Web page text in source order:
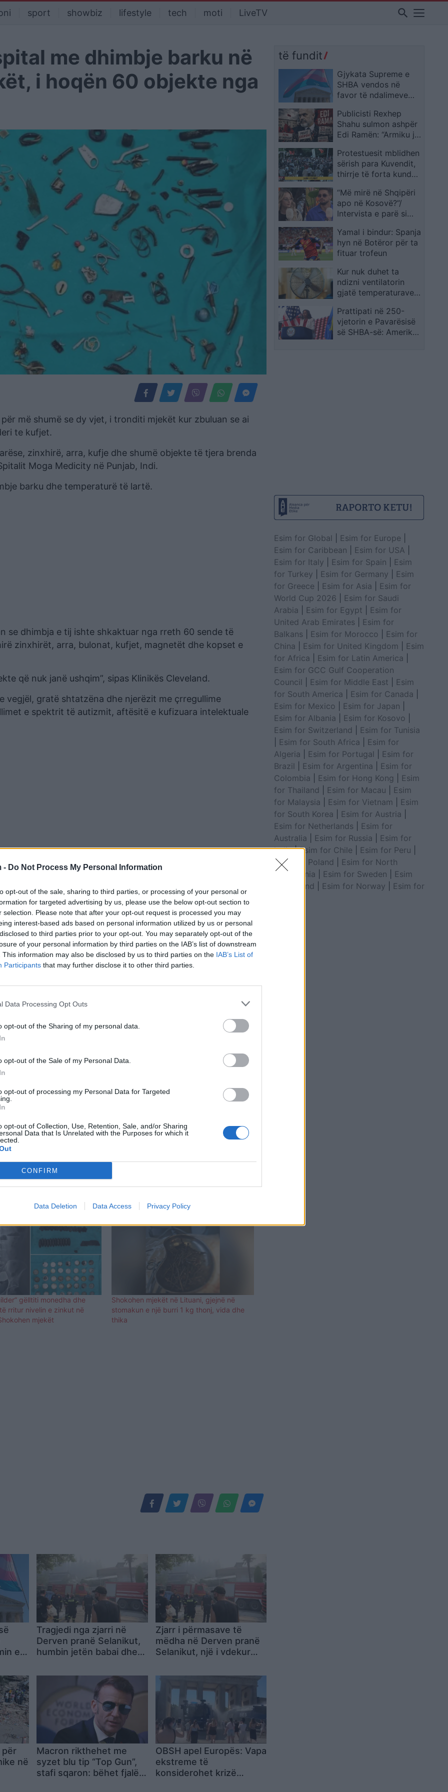
- Do Not Process My Personal Information
opt-out of the sale, sharing to third parties, or processing of your personal or
for targeted advertising by us, please use the below opt-out section to
selection. Please note that after your opt-out request is processed you may
interest-based ads based on personal information utilized by us or personal
to third parties prior to your opt-out. You may separately opt-out of the
of your personal information by third parties on the IAB’s list of downstream
This information may also be disclosed by us to third parties on the IAB’s List of
Participants that may further disclose it to other third parties.
Data Processing Opt Outs
opt-out of the Sharing of my personal data.
opt-out of the Sale of my Personal Data.
opt-out of processing my Personal Data for Targeted
opt-out of Collection, Use, Retention, Sale, and/or Sharing
Data that Is Unrelated with the Purposes for which it
CONFIRM
Data Deletion Data Access Privacy Policy
sport showbiz lifestyle tech moti LiveTV search
me dhimbje barku në
i hoqën 60 objekte nga
më shumë se dy vjet, i tronditi mjekët kur zbuluan se ai
te kufjet.
zinxhirë, arra, kufje dhe shumë objekte të tjera brenda
Moga Medicity në Punjab, Indi.
barku dhe temperaturë të lartë.
se dhimbja e tij ishte shkaktuar nga rreth 60 sende të
zinxhirët, arra, bulonat, kufjet, magnetët dhe kopset e
që nuk janë ushqim”, sipas Klinikës Cleveland.
vegjël, gratë shtatzëna dhe njerëzit me çrregullime
e spektrit të autizmit, aftësitë e kufizuara intelektuale
në dijeni të problemit.
të rënda në stomak”, tha mjeku që e operoi.
të hequr objektet. Sipas mjekëve, 35-vjeçari mbetet i
gëlltiti monedha dhe
rritur nivelin e zinkut në
mjekët
Shokohen mjekët në Lituani, gjejnë në
stomakun e një burri 1 kg thonj, vida dhe
thika
e
Tragjedi nga zjarri në
Derven pranë Selanikut,
humbin jetën babai dhe
bashkëshortja
Zjarr i përmasave të
mëdha në Derven pranë
Selanikut, një i vdekur
për
në
Macron rikthehet me
syzet blu tip “Top Gun”,
stafi sqaron: bëhet fjalë
OBSH apel Europës: Vapa
ekstreme të
konsiderohet krizë
të fundit
Gjykata Supreme e
SHBA vendos në
favor të ndalimeve
pjesëmarrjen e grave
transgjinore në
sportet e vajzave dhe
grave
Publicisti Rexhep
Shahu sulmon ashpër
Edi Ramën: “Armiku je
Protestuesit mblidhen
sërish para Kuvendit,
thirrje të forta kundër
“Më mirë në Shqipëri
apo në Kosovë?”/
Intervista e parë si
Gimbo Kemi filluar të
bashkëjetojmë
Yamal i bindur: Spanja
hyn në Botëror për ta
fituar trofeun
Kur nuk duhet ta
ndizni ventilatorin
gjatë temperaturave
Prattipati në 250-
vjetorin e Pavarësisë
së SHBA-së: Amerika
Esim for Global Esim for Europe
Esim for Caribbean
Esim for USA
Esim for Italy
Esim for Spain
Esim
for Turkey
Esim for Germany
Esim
for Greece
Esim for Asia
Esim for
World Cup 2026
Esim for Saudi
Arabia
Esim for Egypt
Esim for
United Arab Emirates
Esim for
Balkans
Esim for Morocco
Esim for
China
Esim for United Kingdom
Esim
for Africa
Esim for Latin America
Esim for GCC Gulf Cooperation
Council
Esim for Middle East
Esim
for South America
Esim for Canada
Esim for Mexico
Esim for Japan
Esim for Albania
Esim for Kosovo
Esim for Switzerland
Esim for Tunisia
Esim for South Africa
Esim for
Algeria
Esim for Portugal
Esim for
Brazil
Esim for Argentina
Esim for
Colombia
Esim for Hong Kong
Esim
for Thailand
Esim for Macau
Esim
for Malaysia
Esim for Vietnam
Esim
for South Korea
Esim for Austria
Esim for Netherlands
Esim for
Australia
Esim for Russia
Esim for
India|Esim for Chile Esim for Peru
Esim for Poland
Esim for North
Macedonia
Esim for Sweden
Esim
for Finland
Esim for Norway
Esim for